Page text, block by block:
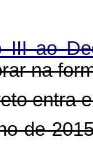
III ao
na
entra
de